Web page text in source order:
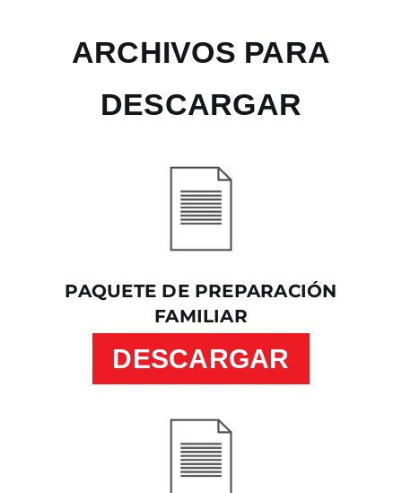
ARCHIVOS PARA
DESCARGAR
PAQUETE DE PREPARACIÓN
FAMILIAR
DESCARGAR